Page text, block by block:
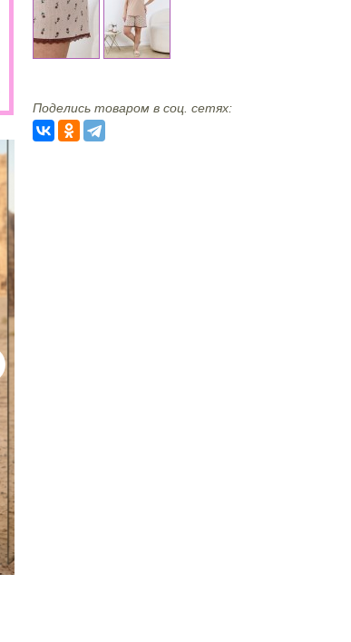
Поделись товаром в соц. сетях: